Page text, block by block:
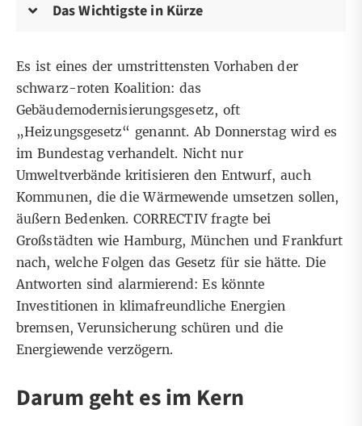
Das Wichtigste in Kürze
Es ist eines der umstrittensten Vorhaben der
schwarz-roten Koalition: das
Gebäudemodernisierungsgesetz, oft
„Heizungsgesetz“ genannt. Ab Donnerstag wird es
im Bundestag verhandelt. Nicht nur
Umweltverbände kritisieren den Entwurf, auch
Kommunen, die die Wärmewende umsetzen sollen,
äußern Bedenken. CORRECTIV fragte bei
Großstädten wie Hamburg, München und Frankfurt
nach, welche Folgen das Gesetz für sie hätte. Die
Antworten sind alarmierend: Es könnte
Investitionen in klimafreundliche Energien
bremsen, Verunsicherung schüren und die
Energiewende verzögern.
Darum geht es im Kern